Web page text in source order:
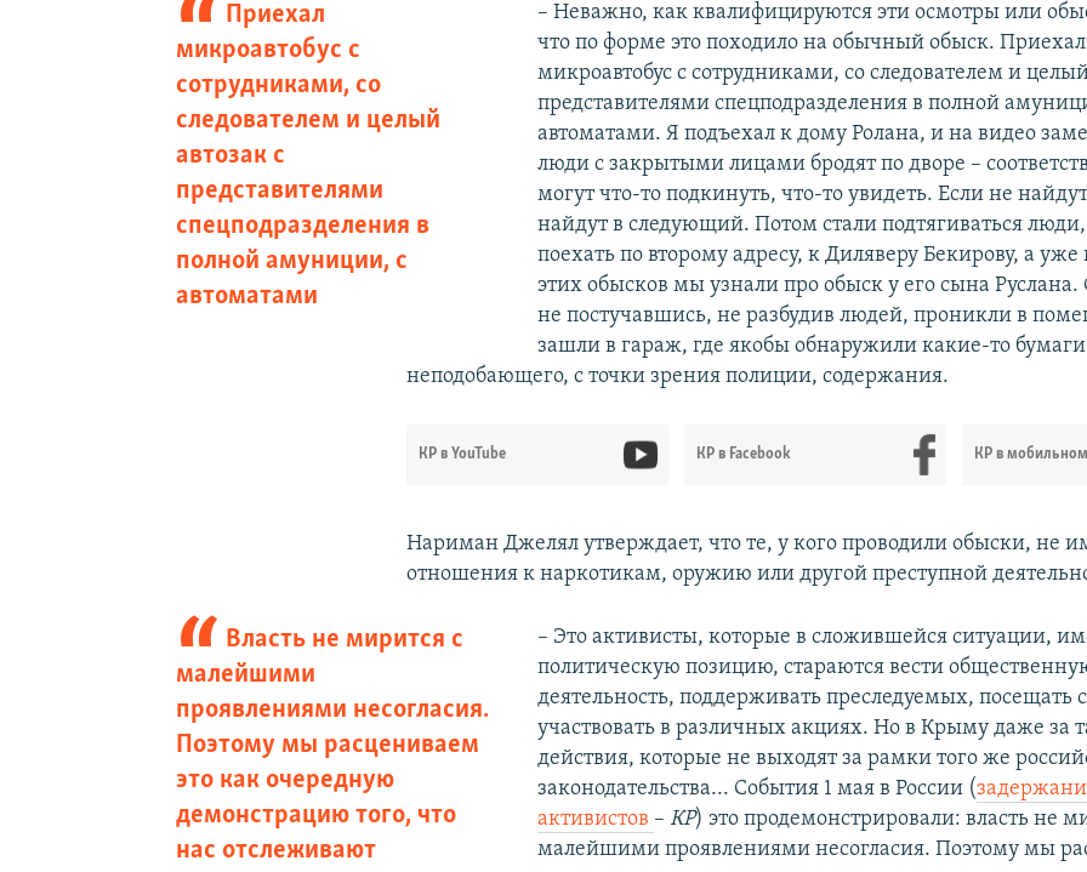
Приехал
микроавтобус с
сотрудниками, со
следователем и целый
автозак с
представителями
спецподразделения в
полной амуниции, с
автоматами
– Неважно, как квалифицируются эти осмотры или
что по форме это походило на обычный обыск. Приехал
микроавтобус с сотрудниками, со следователем и
представителями спецподразделения в полной
автоматами. Я подъехал к дому Ролана, и на видео
люди с закрытыми лицами бродят по дворе –
могут что-то подкинуть, что-то увидеть. Если не
найдут в следующий. Потом стали подтягиваться
поехать по второму адресу, к Диляверу Бекирову, а уже
этих обысков мы узнали про обыск у его сына
не постучавшись, не разбудив людей, проникли в
зашли в гараж, где якобы обнаружили какие-то бумаги
неподобающего, с точки зрения полиции, содержания.
КР в YouTube КР в Facebook КР в
Нариман Джелял утверждает, что те, у кого проводили обыски, не
отношения к наркотикам, оружию или другой преступной
Власть не мирится с
малейшими
проявлениями несогласия.
Поэтому мы расцениваем
это как очередную
демонстрацию того, что
нас отслеживают
– Это активисты, которые в сложившейся ситуации,
политическую позицию, стараются вести
деятельность, поддерживать преследуемых, посещать
участвовать в различных акциях. Но в Крыму даже за
действия, которые не выходят за рамки того же
законодательства... События 1 мая в России (
активистов – КР) это продемонстрировали: власть не
малейшими проявлениями несогласия. Поэтому мы